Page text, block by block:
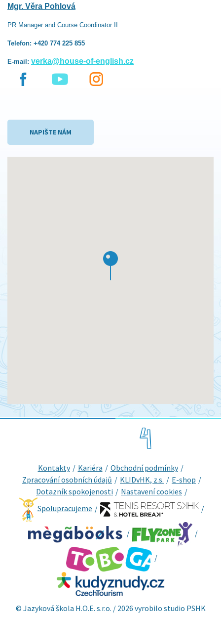
Mgr. Věra Pohlová
PR Manager and Course Coordinator II
Telefon: +420 774 225 855
E-mail: verka@house-of-english.cz
NAPIŠTE NÁM
Kontakty Kariéra
Obchodní podmínky
Zpracování osobních údajů
KLIDvHK, z.s.
E-shop
Dotazník spokojenosti
Nastavení cookies
Spolupracujeme
© Jazyková škola H.O.E. s.r.o. / 2026 vyrobilo studio PSHK